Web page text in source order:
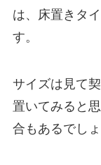
は、床置きタ
す。
サイズは見て
置いてみると
合もあるでしょ